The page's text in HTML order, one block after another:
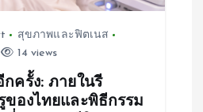
สุขภาพและฟิตเนส
14 views
ครั้ง: ภายในรี
ของไทยและพิธีกรรม